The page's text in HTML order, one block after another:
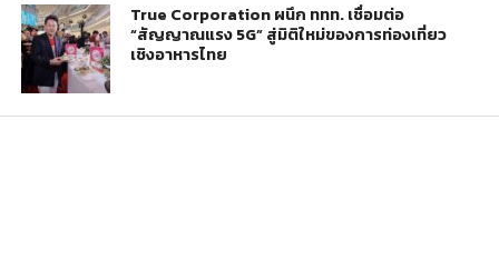
True Corporation ผนึก ททท. เชื่อมต่อ
“สัญญาณแรง 5G” สู่มิติใหม่ของการท่องเที่ยว
เชิงอาหารไทย